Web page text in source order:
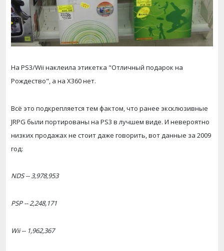
На PS3/Wii наклеила этикетка "Отличный подарок на
Рождество", а на X360 нет.
Всё это подкрепляется тем фактом, что ранее эксклюзивные
JRPG были портированы на PS3 в лучшем виде. И невероятно
низких продажах не стоит даже говорить, вот данные за 2009
год:
NDS -- 3,978,953
PSP -- 2,248,171
Wii -- 1,962,367